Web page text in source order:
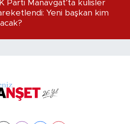
Parti Manavgat’ta kulisler
Yeni başkan kim